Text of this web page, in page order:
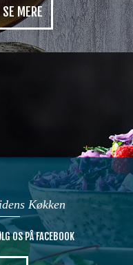
SE MERE
Køkken
OS PÅ FACEBOOK